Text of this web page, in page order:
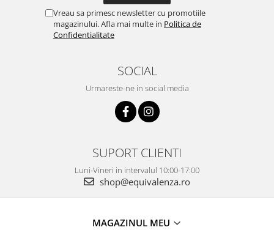
Vreau sa primesc newsletter cu promotiile
magazinului. Afla mai multe in Politica de
Confidentialitate
SOCIAL
Urmareste-ne in social media
SUPORT CLIENTI
Luni-Vineri in intervalul 10:00-17:00
shop@equivalenza.ro
MAGAZINUL MEU